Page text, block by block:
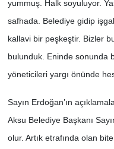
yummuş. Halk soyuluyor.
safhada. Belediye gidip
kallavi bir peşkeştir. Bizler
bulunduk. Eninde sonunda
yöneticileri yargı önünde
Sayın Erdoğan’ın
Aksu Belediye Başkanı
olur. Artık etrafında olan